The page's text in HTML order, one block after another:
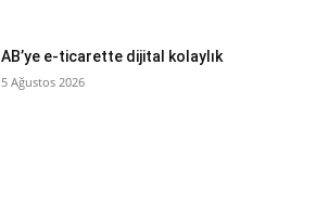
AB’ye e-ticarette dijital kolaylık
5 Ağustos 2026